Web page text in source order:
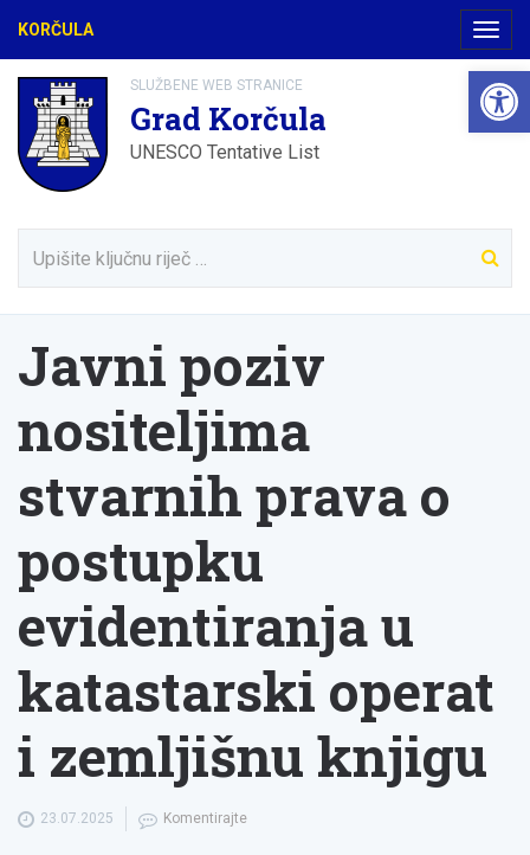
KORČULA
SLUŽBENE WEB STRANICE
Grad Korčula
UNESCO Tentative List
Javni poziv
nositeljima
stvarnih prava o
postupku
evidentiranja u
katastarski operat
i zemljišnu knjigu
23.07.2025 Komentirajte